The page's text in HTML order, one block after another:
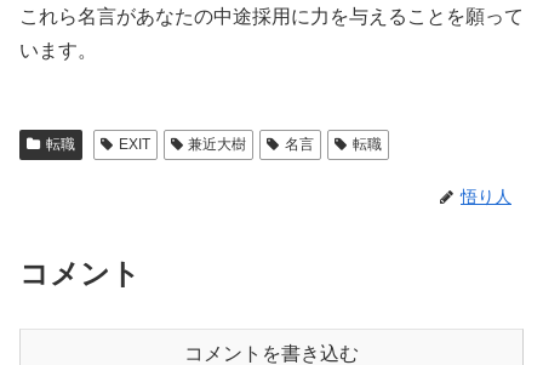
これら名言があなたの中途採用に力を与えることを願って
います。
転職 EXIT 兼近大樹 名言 転職
悟り人
コメント
コメントを書き込む